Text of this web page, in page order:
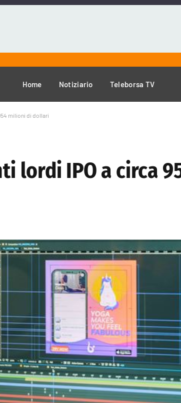
Home Notiziario Teleborsa TV
milioni di dollari
lordi IPO a circa